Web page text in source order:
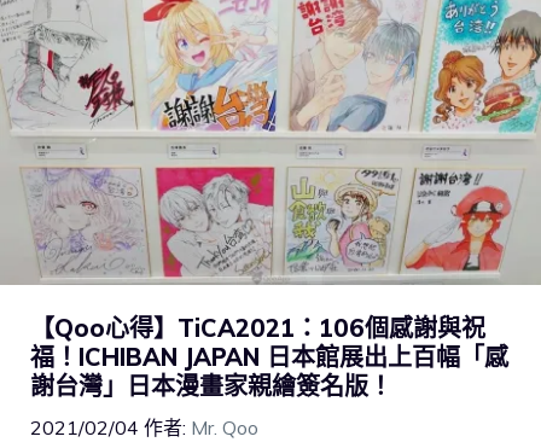
【Qoo心得】TiCA2021：106個感謝與祝
福！ICHIBAN JAPAN 日本館展出上百幅「感
謝台灣」日本漫畫家親繪簽名版！
2021/02/04 作者: Mr. Qoo